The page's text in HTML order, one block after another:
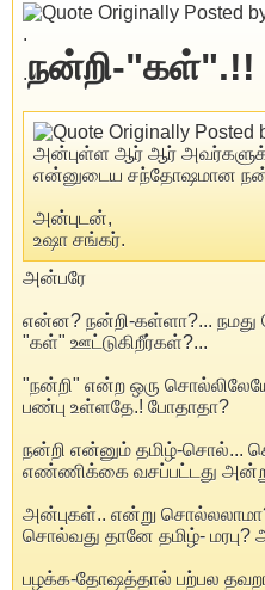
Originally Posted
.
.நன்றி-"கள்".!!
Originally Posted
அன்புள்ள ஆர் ஆர்
என்னுடைய சந்தோஷமான
அன்புடன்,
உஷா சங்கர்.
அன்பரே
என்ன? நன்றி-கள்ளா?... நமது
"கள்" ஊட்டுகிறீர்கள்?...
"நன்றி" என்ற ஒரு
பண்பு உள்ளதே.! போதாதா?
நன்றி என்னும் தமிழ்-சொல்...
எண்ணிக்கை வசப்பட்டது
அன்புகள்.. என்று
சொல்வது தானே தமிழ்- மரபு?
பழக்க-தோஷத்தால் பற்பல